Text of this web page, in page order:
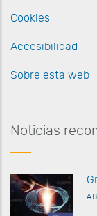
Cookies
Accesibilidad
Sobre esta web
Noticias
G